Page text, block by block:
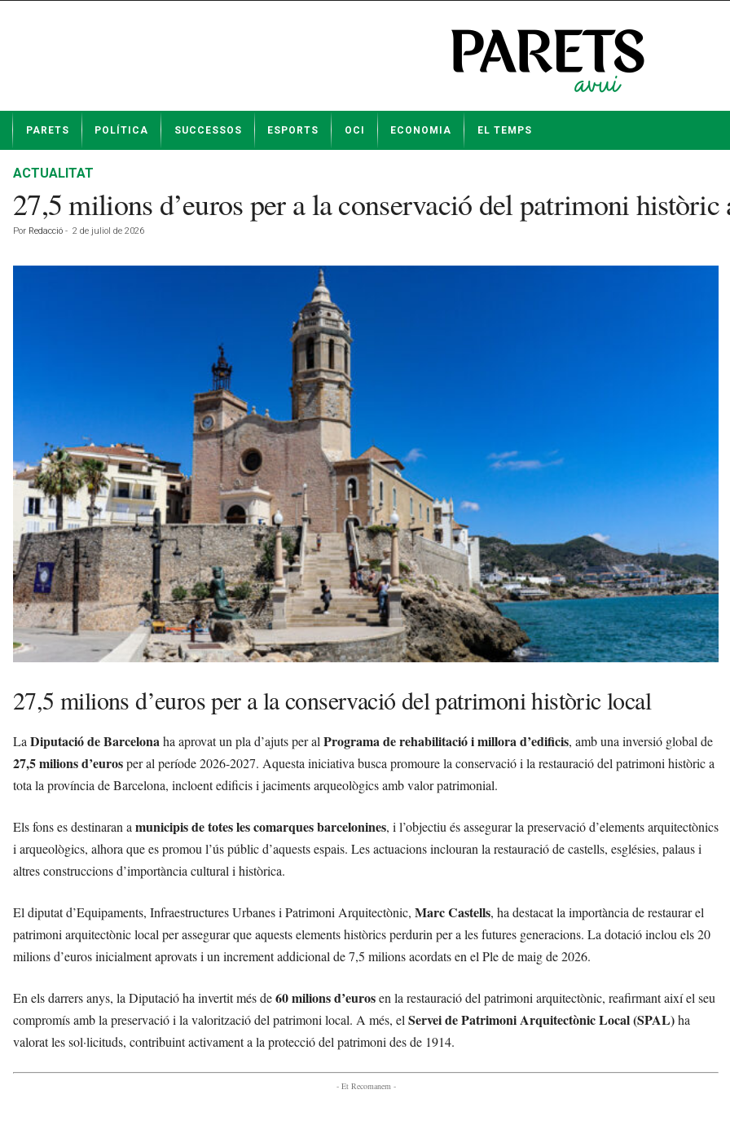
t
PARETS POLÍTICA SUCCESSOS ESPORTS OCI ECONOMIA EL TEMPS
ACTUALITAT
27,5 milions d’euros per a la conservació del patrimoni històric
Por Redacció - 2 de juliol de 2026
27,5 milions d’euros per a la conservació del patrimoni històric local
LaDiputació de Barcelonaha aprovat un pla d’ajuts per alPrograma de rehabilitació i millora d’edificis, amb una inversió global de
27,5 milions d’eurosper al període 2026-2027. Aquesta iniciativa busca promoure la conservació i la restauració del patrimoni històric a
tota la província de Barcelona, incloent edificis i jaciments arqueològics amb valor patrimonial.
Els fons es destinaran amunicipis de totes les comarques barcelonines, i l’objectiu és assegurar la preservació d’elements arquitectònics
i arqueològics, alhora que es promou l’ús públic d’aquests espais. Les actuacions inclouran la restauració de castells, esglésies, palaus i
altres construccions d’importància cultural i històrica.
El diputat d’Equipaments, Infraestructures Urbanes i Patrimoni Arquitectònic, Marc Castells, ha destacat la importància de restaurar el
patrimoni arquitectònic local per assegurar que aquests elements històrics perdurin per a les futures generacions. La dotació inclou els 20
milions d’euros inicialment aprovats i un increment addicional de 7,5 milions acordats en el Ple de maig de 2026.
En els darrers anys, la Diputació ha invertit més de60 milions d’eurosen la restauració del patrimoni arquitectònic, reafirmant així el seu
compromís amb la preservació i la valorització del patrimoni local. A més, elServei de Patrimoni Arquitectònic Local (SPAL)ha
valorat les sol·licituds, contribuint activament a la protecció del patrimoni des de 1914.
- Et Recomanem -